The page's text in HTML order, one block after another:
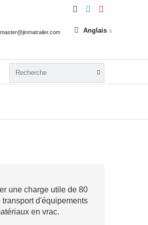
Anglais
une charge utile de 80
d'équipements
en vrac.